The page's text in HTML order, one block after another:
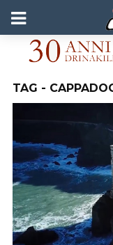
TAG -